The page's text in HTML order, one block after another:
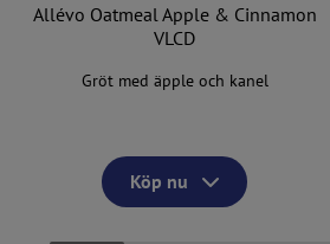
Allévo Oatmeal Apple & Cinnamon
VLCD
Gröt med äpple och kanel
Köp nu